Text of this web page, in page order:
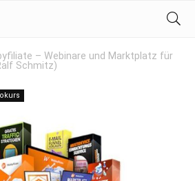
– Webinare und Marktplatz für
Schmitz)